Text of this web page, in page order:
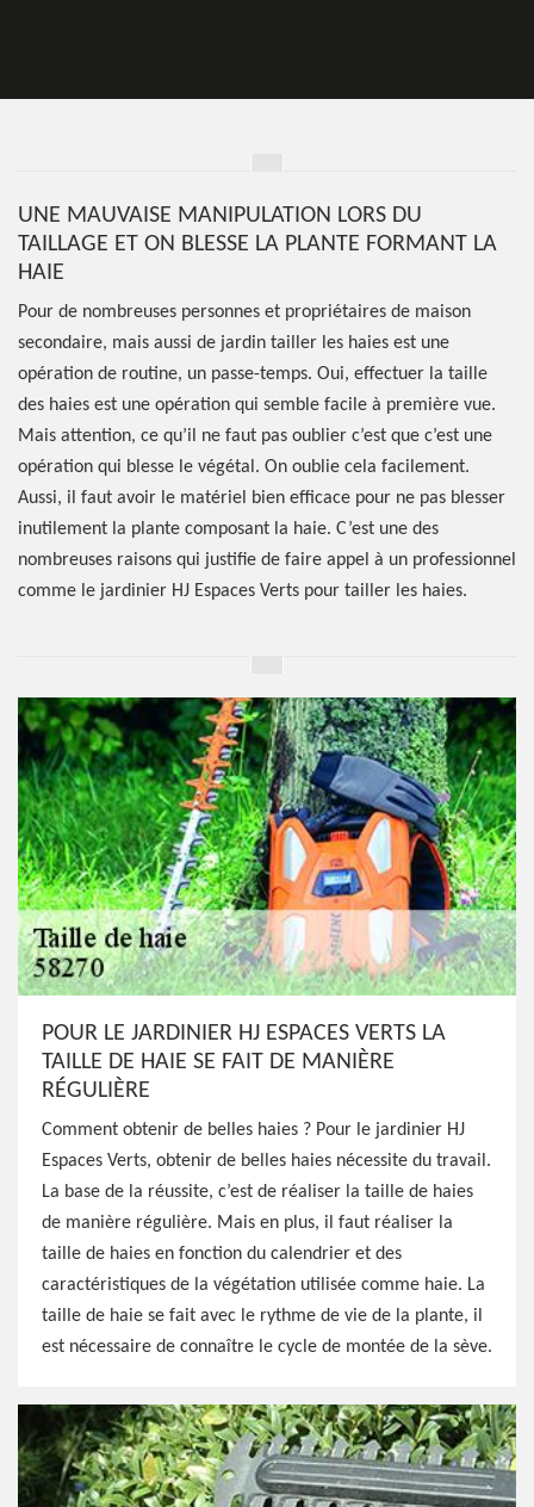
UNE MAUVAISE MANIPULATION LORS DU
TAILLAGE ET ON BLESSE LA PLANTE FORMANT LA
HAIE
Pour de nombreuses personnes et propriétaires de maison
secondaire, mais aussi de jardin tailler les haies est une
opération de routine, un passe-temps. Oui, effectuer la taille
des haies est une opération qui semble facile à première vue.
Mais attention, ce qu’il ne faut pas oublier c’est que c’est une
opération qui blesse le végétal. On oublie cela facilement.
Aussi, il faut avoir le matériel bien efficace pour ne pas blesser
inutilement la plante composant la haie. C’est une des
nombreuses raisons qui justifie de faire appel à un professionnel
comme le jardinier HJ Espaces Verts pour tailler les haies.
POUR LE JARDINIER HJ ESPACES VERTS LA
TAILLE DE HAIE SE FAIT DE MANIÈRE
RÉGULIÈRE
Comment obtenir de belles haies ? Pour le jardinier HJ
Espaces Verts, obtenir de belles haies nécessite du travail.
La base de la réussite, c’est de réaliser la taille de haies
de manière régulière. Mais en plus, il faut réaliser la
taille de haies en fonction du calendrier et des
caractéristiques de la végétation utilisée comme haie. La
taille de haie se fait avec le rythme de vie de la plante, il
est nécessaire de connaître le cycle de montée de la sève.